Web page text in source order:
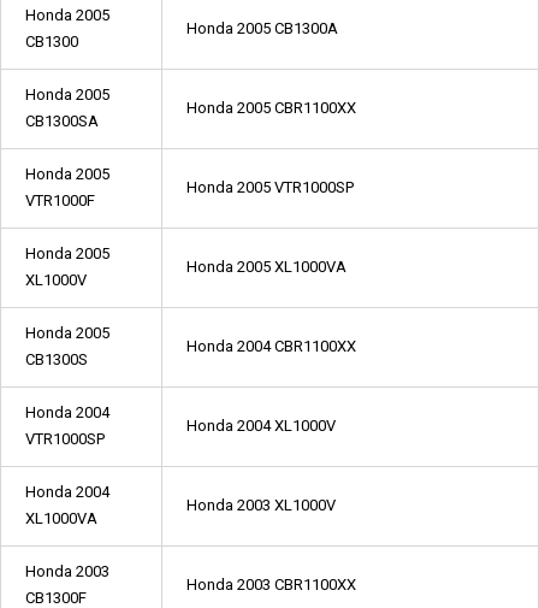
Honda 2005
CB1300
Honda 2005 CB1300A
Honda 2005
CB1300SA
Honda 2005 CBR1100XX
Honda 2005
VTR1000F
Honda 2005 VTR1000SP
Honda 2005
XL1000V
Honda 2005 XL1000VA
Honda 2005
CB1300S
Honda 2004 CBR1100XX
Honda 2004
VTR1000SP
Honda 2004 XL1000V
Honda 2004
XL1000VA
Honda 2003 XL1000V
Honda 2003
CB1300F
Honda 2003 CBR1100XX